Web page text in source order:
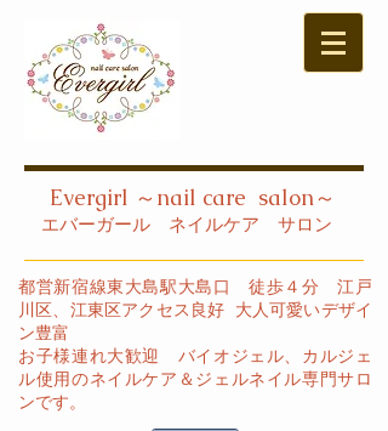
Evergirl ～nail care salon～
エバーガール ネイルケア サロン​
都営新宿線東大島駅大島口 徒歩４分 江戸
川区、江東区アクセス良好 大人可愛いデザイ
ン豊富
お子様連れ大歓迎 バイオジェル、カルジェ
ル使用のネイルケア＆ジェルネイル専門サロ
ンです。